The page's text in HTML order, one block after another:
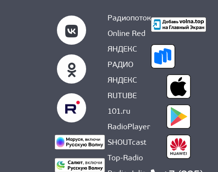
Радиопоток
Online Red
ЯНДЕКС
РАДИО
ЯНДЕКС
RUTUBE
101.ru
RadioPlayer
SHOUTcast
Top-Radio